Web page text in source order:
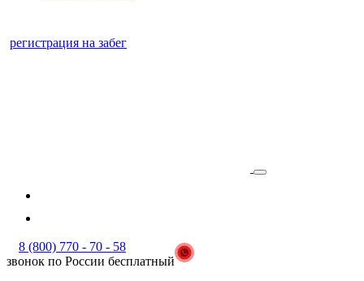
регистрация на забег
8 (800) 770 - 70 - 58
звонок по России бесплатный